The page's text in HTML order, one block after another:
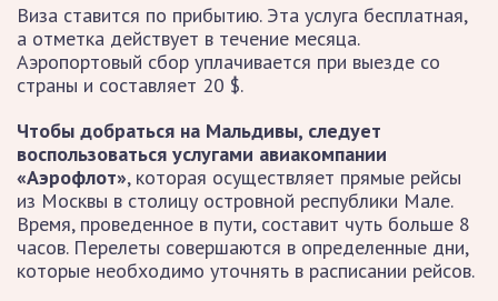
Виза ставится по прибытию. Эта услуга бесплатная,
а отметка действует в течение месяца.
Аэропортовый сбор уплачивается при выезде со
страны и составляет 20 $.
Чтобы добраться на Мальдивы, следует
воспользоваться услугами авиакомпании
«Аэрофлот», которая осуществляет прямые рейсы
из Москвы в столицу островной республики Мале.
Время, проведенное в пути, составит чуть больше 8
часов. Перелеты совершаются в определенные дни,
которые необходимо уточнять в расписании рейсов.